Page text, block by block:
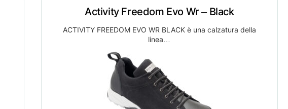
Activity Freedom Evo Wr – Black
ACTIVITY FREEDOM EVO WR BLACK è una calzatura della
linea…